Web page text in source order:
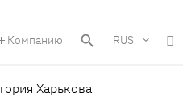
Компанию RUS
Харькова